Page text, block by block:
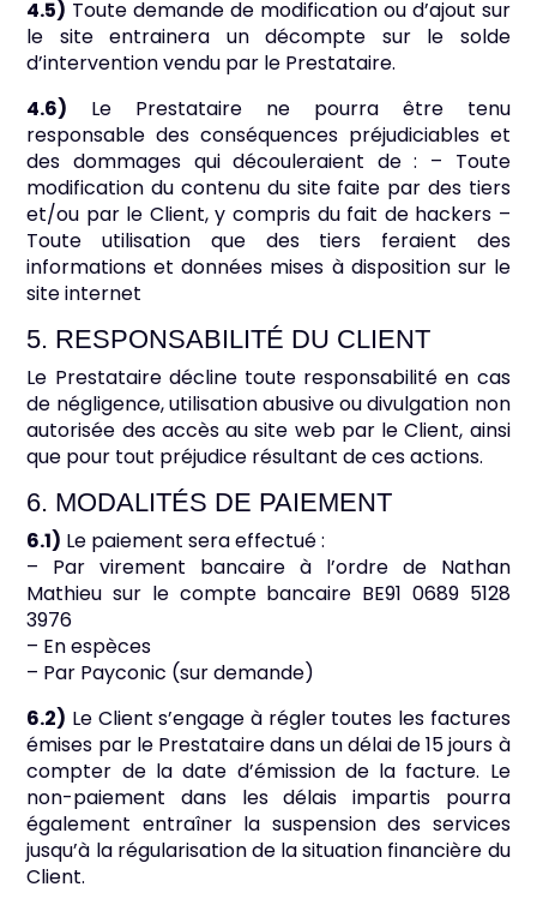
4.5) Toute demande de modification ou d’ajout sur
le site entrainera un décompte sur le solde
d’intervention vendu par le Prestataire.
4.6) Le Prestataire ne pourra être tenu
responsable des conséquences préjudiciables et
des dommages qui découleraient de : – Toute
modification du contenu du site faite par des tiers
et/ou par le Client, y compris du fait de hackers –
Toute utilisation que des tiers feraient des
informations et données mises à disposition sur le
site internet
5. RESPONSABILITÉ DU CLIENT
Le Prestataire décline toute responsabilité en cas
de négligence, utilisation abusive ou divulgation non
autorisée des accès au site web par le Client, ainsi
que pour tout préjudice résultant de ces actions.
6. MODALITÉS DE PAIEMENT
6.1) Le paiement sera effectué :
– Par virement bancaire à l’ordre de Nathan
Mathieu sur le compte bancaire BE91 0689 5128
3976
– En espèces
– Par Payconic (sur demande)
6.2) Le Client s’engage à régler toutes les factures
émises par le Prestataire dans un délai de 15 jours à
compter de la date d’émission de la facture. Le
non-paiement dans les délais impartis pourra
également entraîner la suspension des services
jusqu’à la régularisation de la situation financière du
Client.